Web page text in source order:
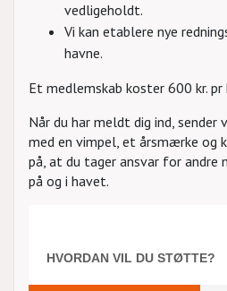
vedligeholdt.
Vi kan etablere nye
havne.
Et medlemskab koster 600 kr. pr
Når du har meldt dig ind, sender
med en vimpel, et årsmærke og
på, at du tager ansvar for andre
på og i havet.